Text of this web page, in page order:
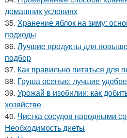
домашних условиях
35. Хранение яблок на зиму:
подходы
36. Лучшие продукты для
подбор
37. Как правильно питаться для
38. Груша осенью: лучшие
39. Урожай в изобилии: как
хозяйстве
40. Чистка сосудов народными
Необходимость диеты